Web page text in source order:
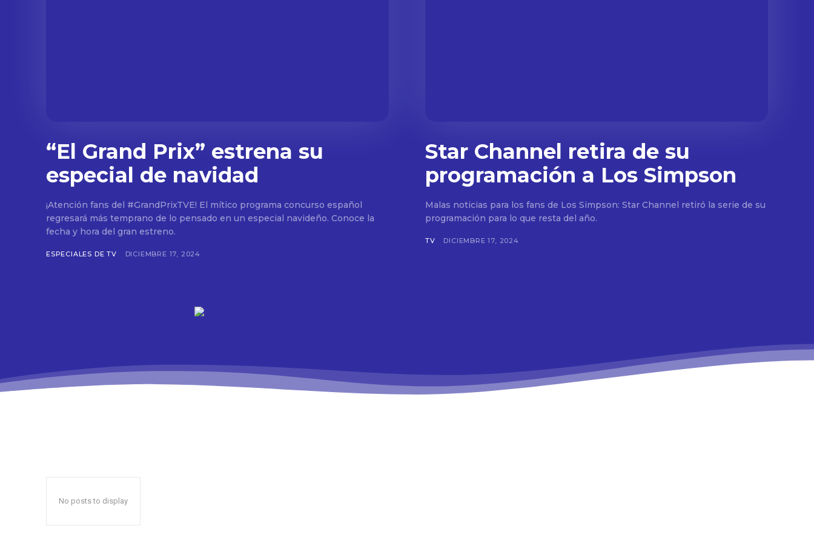
“El Grand Prix” estrena su
especial de navidad
¡Atención fans del #GrandPrixTVE! El mítico programa concurso español
regresará más temprano de lo pensado en un especial navideño. Conoce la
fecha y hora del gran estreno.
ESPECIALES DE TV DICIEMBRE 17, 2024
Star Channel retira de su
programación a Los Simpson
Malas noticias para los fans de Los Simpson: Star Channel retiró la serie de su
programación para lo que resta del año.
TV DICIEMBRE 17, 2024
No posts to display